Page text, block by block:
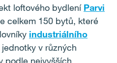
loftového bydlení Parvi
celkem 150 bytů, které
industriálního
v různých
podle nejvyšších